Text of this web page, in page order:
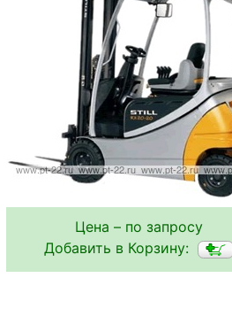
Цена – по запросу
Добавить в Корзину: